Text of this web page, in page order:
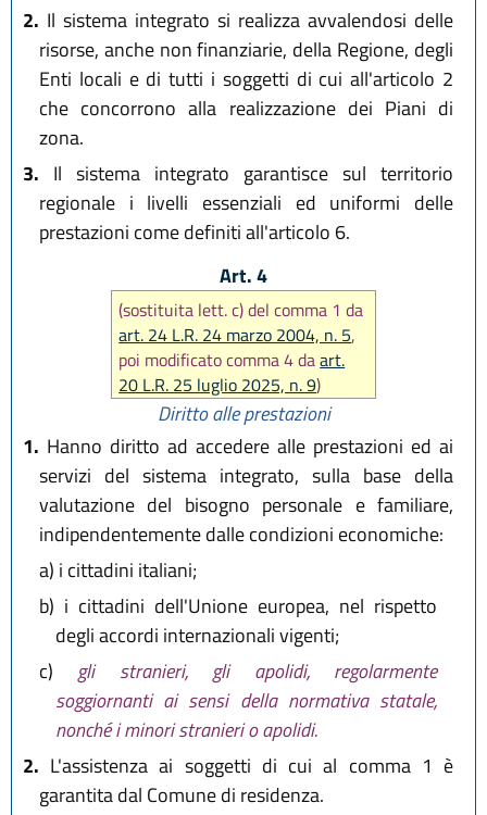
2. Il sistema integrato si realizza avvalendosi delle
risorse, anche non finanziarie, della Regione, degli
Enti locali e di tutti i soggetti di cui all'articolo 2
che concorrono alla realizzazione dei Piani di
zona.
3. Il sistema integrato garantisce sul territorio
regionale i livelli essenziali ed uniformi delle
prestazioni come definiti all'articolo 6.
Art. 4
(sostituita lett. c) del comma 1 da
art. 24 L.R. 24 marzo 2004, n. 5,
poi modificato comma 4 daart.
20 L.R. 25 luglio 2025, n. 9)
Diritto alle prestazioni
1. Hanno diritto ad accedere alle prestazioni ed ai
servizi del sistema integrato, sulla base della
valutazione del bisogno personale e familiare,
indipendentemente dalle condizioni economiche:
a) i cittadini italiani;
b) i cittadini dell'Unione europea, nel rispetto
degli accordi internazionali vigenti;
c)gli stranieri, gli apolidi, regolarmente
soggiornanti ai sensi della normativa statale,
nonché i minori stranieri o apolidi.
2. L'assistenza ai soggetti di cui al comma 1 è
garantita dal Comune di residenza.